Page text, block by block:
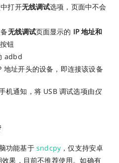
打开无线调试选项，页面中不会
无线调试页面显示的 IP 地址和
按钮
adbd
地址开头的设备，即连接该设备
机通知，将 USB 调试选项由仅
功能基于 sndcpy ，仅支持安卓
果，目前不推荐使用。如确有